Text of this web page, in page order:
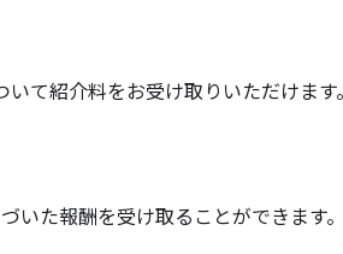
て紹介料をお受け取りいただけま
いた報酬を受け取ることができます